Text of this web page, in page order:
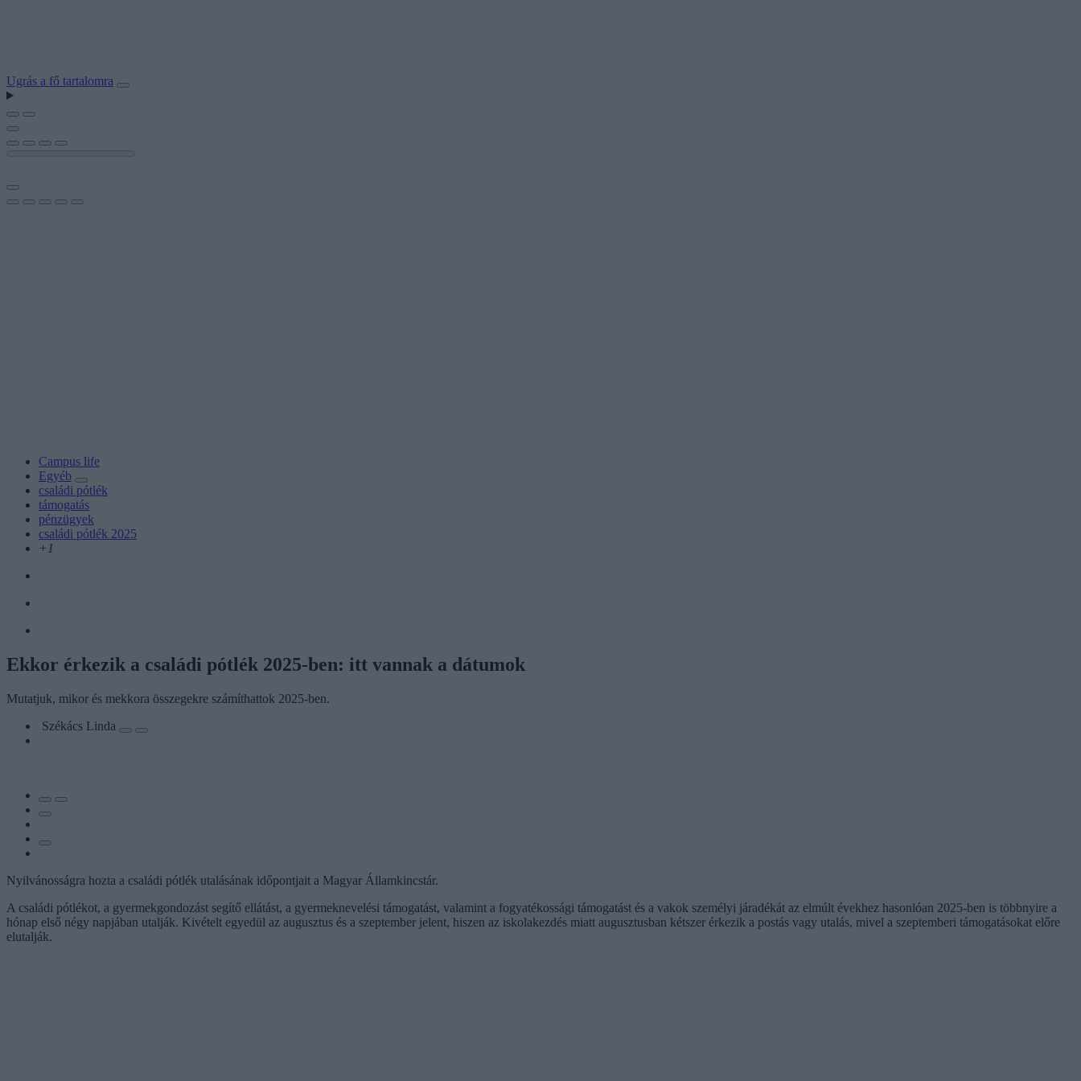
Ugrás a fő tartalomra
Campus life
Egyéb
családi pótlék
támogatás
pénzügyek
családi pótlék 2025
+1
Ekkor érkezik a családi pótlék 2025-ben: itt vannak a dátumok
Mutatjuk, mikor és mekkora összegekre számíthattok 2025-ben.
Székács Linda
Nyilvánosságra hozta a családi pótlék utalásának időpontjait a Magyar Államkincstár.
A családi pótlékot, a gyermekgondozást segítő ellátást, a gyermeknevelési támogatást, valamint a fogyatékossági támogatást és a vakok személyi járadékát az elmúlt évekhez hasonlóan 2025-ben is többnyire a
hónap első négy napjában utalják. Kivételt egyedül az augusztus és a szeptember jelent, hiszen az iskolakezdés miatt augusztusban kétszer érkezik a postás vagy utalás, mivel a szeptemberi támogatásokat előre
elutalják.